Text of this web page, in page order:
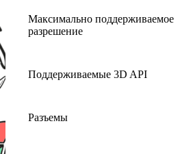
Максимально поддерживаемое
разрешение
Поддерживаемые 3D API
Разъемы